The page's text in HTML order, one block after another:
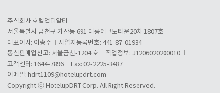
주식회사 호텔업디알티
서울특별시 금천구 가산동 691 대륭테크노타운20차 1807호
대표이사: 이송주
사업자등록번호: 441-87-01934
통신판매업신고: 서울금천-1204 호
직업정보: J1206020200010
고객센터: 1644-7896
Fax: 02-2225-8487
이메일: hdrt1109@hotelupdrt.com
Copyright ⓒ HotelupDRT Corp. All Right Reserved.